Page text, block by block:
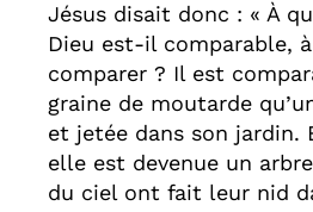
Jésus disait donc : « À
Dieu est-il comparable,
comparer ? Il est
graine de moutarde
et jetée dans son jardin.
elle est devenue un
du ciel ont fait leur nid